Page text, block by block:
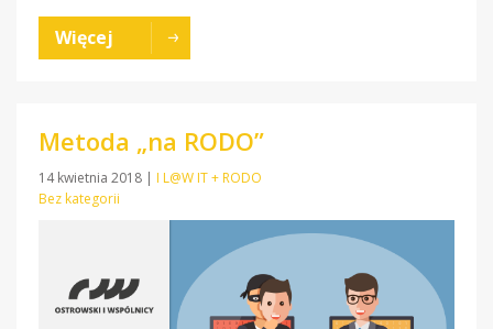
Więcej
Metoda „na RODO”
14 kwietnia 2018 | I L@W IT + RODO
Bez kategorii